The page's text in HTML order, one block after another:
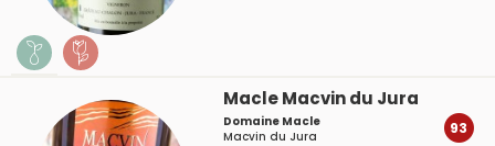
Macle Macvin du Jura
Domaine Macle
Macvin du Jura
93